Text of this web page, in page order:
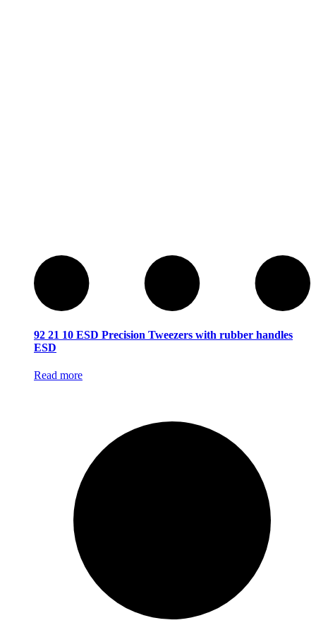
92 21 10 ESD Precision Tweezers with rubber handles
ESD
Read more